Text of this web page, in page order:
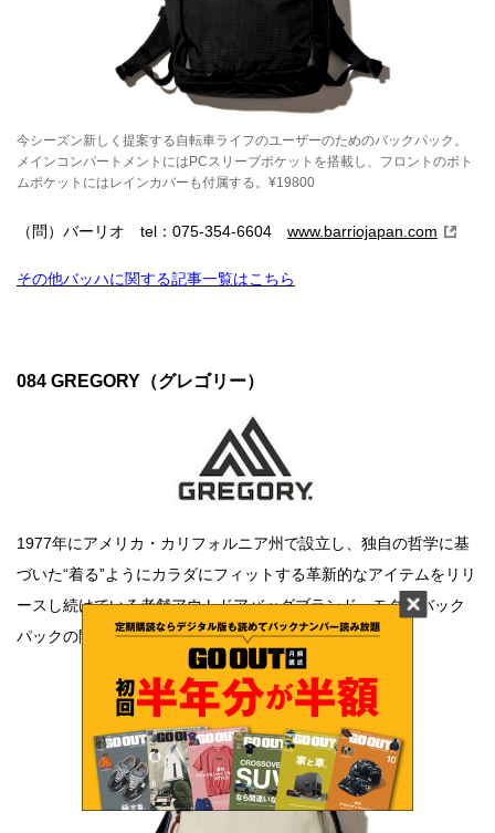
今シーズン新しく提案する自転車ライフのユーザーのためのバックパック。
メインコンパートメントにはPCスリーブポケットを搭載し、フロントのボト
ムポケットにはレインカバーも付属する。¥19800
（問）バーリオ tel：075-354-6604 www.barriojapan.com
その他バッハに関する記事一覧はこちら
084 GREGORY（グレゴリー）
1977年にアメリカ・カリフォルニア州で設立し、独自の哲学に基
づいた“着る”ようにカラダにフィットする革新的なアイテムをリリ
ースし続けている老舗アウトドアバッグブランド。モダンバック
パックの開祖にして、山から街まで幅広く愛されている。